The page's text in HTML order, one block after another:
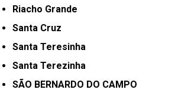
Riacho Grande
Santa Cruz
Santa Teresinha
Santa Terezinha
SÃO BERNARDO DO CAMPO